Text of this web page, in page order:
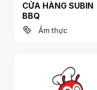
CỬA HÀNG SUBIN
BBQ
Ẩm thực